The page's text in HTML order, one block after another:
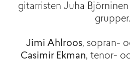
gitarristen Juha
grupper.
Jimi Ahlroos, sopran-
Casimir Ekman, tenor-